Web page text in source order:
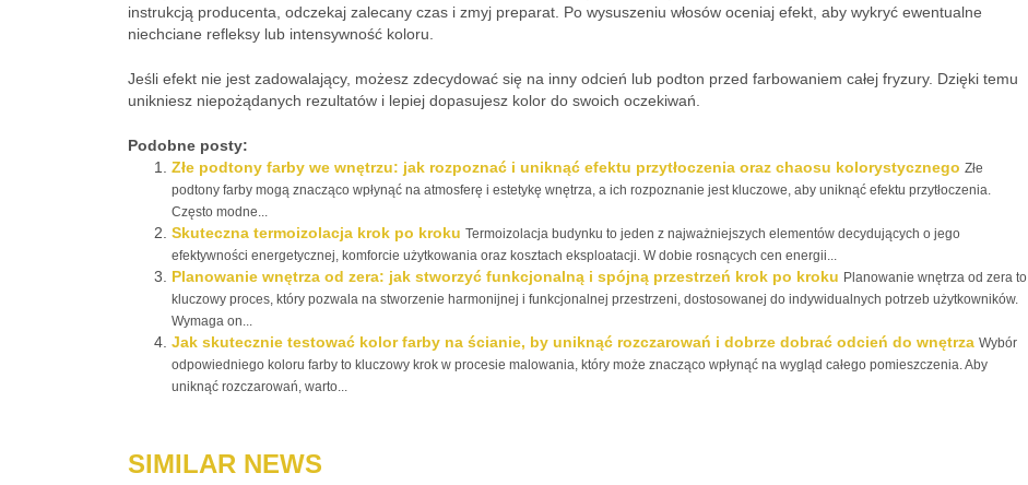
instrukcją producenta, odczekaj zalecany czas i zmyj preparat. Po wysuszeniu włosów oceniaj efekt, aby wykryć ewentualne
niechciane refleksy lub intensywność koloru.
Jeśli efekt nie jest zadowalający, możesz zdecydować się na inny odcień lub podton przed farbowaniem całej fryzury. Dzięki temu
unikniesz niepożądanych rezultatów i lepiej dopasujesz kolor do swoich oczekiwań.
Podobne posty:
Złe podtony farby we wnętrzu: jak rozpoznać i uniknąć efektu przytłoczenia oraz chaosu kolorystycznego Złe
podtony farby mogą znacząco wpłynąć na atmosferę i estetykę wnętrza, a ich rozpoznanie jest kluczowe, aby uniknąć efektu przytłoczenia.
Często modne...
Skuteczna termoizolacja krok po kroku Termoizolacja budynku to jeden z najważniejszych elementów decydujących o jego
efektywności energetycznej, komforcie użytkowania oraz kosztach eksploatacji. W dobie rosnących cen energii...
Planowanie wnętrza od zera: jak stworzyć funkcjonalną i spójną przestrzeń krok po kroku Planowanie wnętrza od zera to
kluczowy proces, który pozwala na stworzenie harmonijnej i funkcjonalnej przestrzeni, dostosowanej do indywidualnych potrzeb użytkowników.
Wymaga on...
Jak skutecznie testować kolor farby na ścianie, by uniknąć rozczarowań i dobrze dobrać odcień do wnętrza Wybór
odpowiedniego koloru farby to kluczowy krok w procesie malowania, który może znacząco wpłynąć na wygląd całego pomieszczenia. Aby
uniknąć rozczarowań, warto...
SIMILAR NEWS